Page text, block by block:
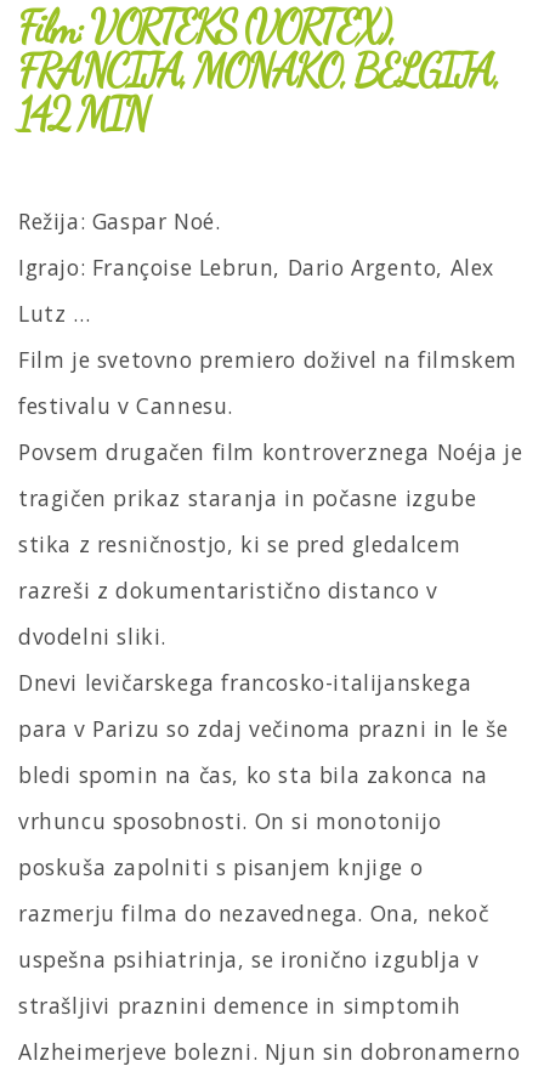
Film: VORTEKS (VORTEX),
FRANCIJA, MONAKO, BELGIJA,
142 MIN
Režija: Gaspar Noé.
Igrajo: Françoise Lebrun, Dario Argento, Alex
Lutz …
Film je svetovno premiero doživel na filmskem
festivalu v Cannesu.
Povsem drugačen film kontroverznega Noéja je
tragičen prikaz staranja in počasne izgube
stika z resničnostjo, ki se pred gledalcem
razreši z dokumentaristično distanco v
dvodelni sliki.
Dnevi levičarskega francosko-italijanskega
para v Parizu so zdaj večinoma prazni in le še
bledi spomin na čas, ko sta bila zakonca na
vrhuncu sposobnosti. On si monotonijo
poskuša zapolniti s pisanjem knjige o
razmerju filma do nezavednega. Ona, nekoč
uspešna psihiatrinja, se ironično izgublja v
strašljivi praznini demence in simptomih
Alzheimerjeve bolezni. Njun sin dobronamerno